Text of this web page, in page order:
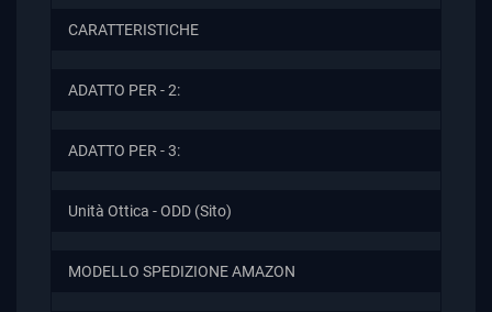
CARATTERISTICHE
ADATTO PER - 2:
ADATTO PER - 3:
Unità Ottica - ODD (Sito)
MODELLO SPEDIZIONE AMAZON